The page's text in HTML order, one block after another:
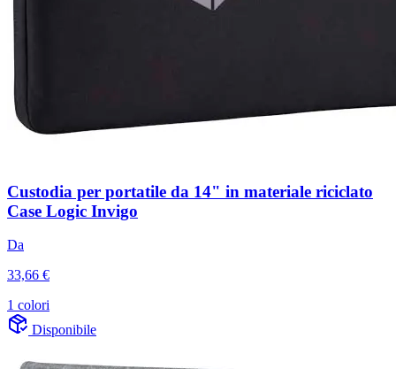
Custodia per portatile da 14" in materiale riciclato
Case Logic Invigo
Da
33,66 €
1 colori
Disponibile